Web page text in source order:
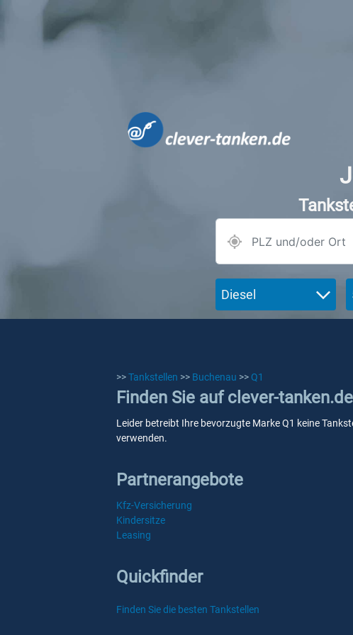
Diesel
>>Tankstellen >> Buchenau >> Q1
Finden Sie auf clever-
Leider betreibt Ihre bevorzugte Marke Q1 keine
verwenden.
Partnerangebote
Kfz-Versicherung
Kindersitze
Leasing
Quickfinder
Finden Sie die besten Tankstellen